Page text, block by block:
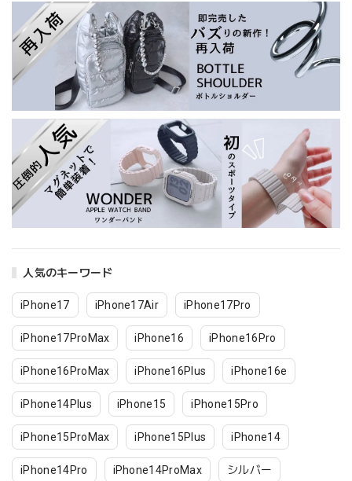
人気のキーワード
iPhone17 iPhone17Air iPhone17Pro
iPhone17ProMax iPhone16 iPhone16Pro
iPhone16ProMax iPhone16Plus iPhone16e
iPhone14Plus iPhone15 iPhone15Pro
iPhone15ProMax iPhone15Plus iPhone14
iPhone14Pro iPhone14ProMax シルバー